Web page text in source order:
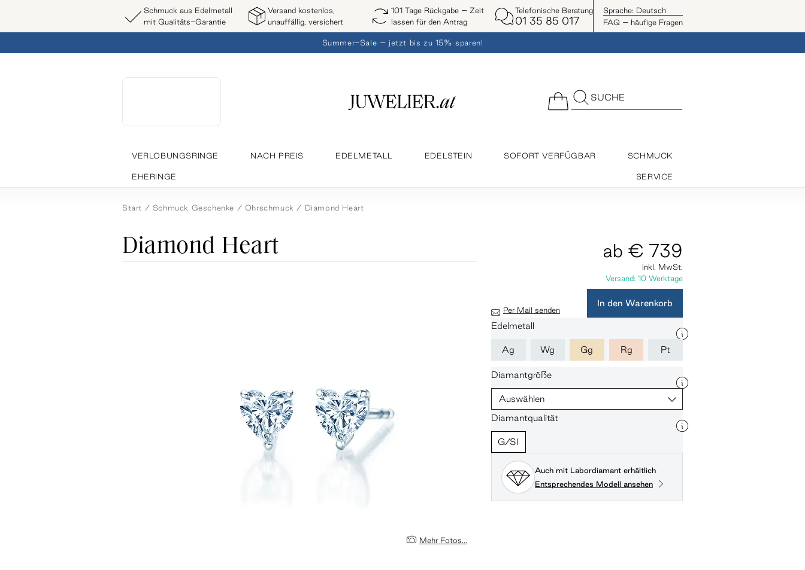
Schmuck aus Edelmetall
mit Qualitäts-Garantie
Versand kostenlos,
unauffällig, versichert
101 Tage Rückgabe – Zeit
lassen für den Antrag
Telefonische Beratung
01 35 85 017
Sprache: Deutsch
FAQ – häufige Fragen
Summer-Sale – jetzt bis zu 15% sparen!
SUCHE
VERLOBUNGSRINGE NACH PREIS EDELMETALL EDELSTEIN SOFORT VERFÜGBAR SCHMUCK
EHERINGE SERVICE
Start Schmuck Geschenke Ohrschmuck Diamond Heart
Diamond Heart
Mehr Fotos...
ab € 739
inkl. MwSt.
Versand: 10 Werktage
Per Mail senden
In den Warenkorb
Edelmetall
Ag Wg Gg Rg Pt
Diamantgröße
Auswählen
Diamantqualität
G/SI
Auch mit Labordiamant erhältlich
Entsprechendes Modell ansehen